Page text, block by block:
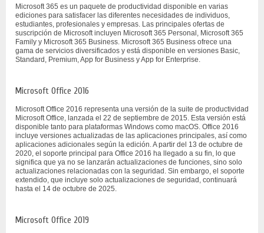
Microsoft 365 es un paquete de productividad disponible en varias
ediciones para satisfacer las diferentes necesidades de individuos,
estudiantes, profesionales y empresas. Las principales ofertas de
suscripción de Microsoft incluyen Microsoft 365 Personal, Microsoft 365
Family y Microsoft 365 Business. Microsoft 365 Business ofrece una
gama de servicios diversificados y está disponible en versiones Basic,
Standard, Premium, App for Business y App for Enterprise.
Microsoft Office 2016
Microsoft Office 2016 representa una versión de la suite de productividad
Microsoft Office, lanzada el 22 de septiembre de 2015. Esta versión está
disponible tanto para plataformas Windows como macOS. Office 2016
incluye versiones actualizadas de las aplicaciones principales, así como
aplicaciones adicionales según la edición. A partir del 13 de octubre de
2020, el soporte principal para Office 2016 ha llegado a su fin, lo que
significa que ya no se lanzarán actualizaciones de funciones, sino solo
actualizaciones relacionadas con la seguridad. Sin embargo, el soporte
extendido, que incluye solo actualizaciones de seguridad, continuará
hasta el 14 de octubre de 2025.
Microsoft Office 2019